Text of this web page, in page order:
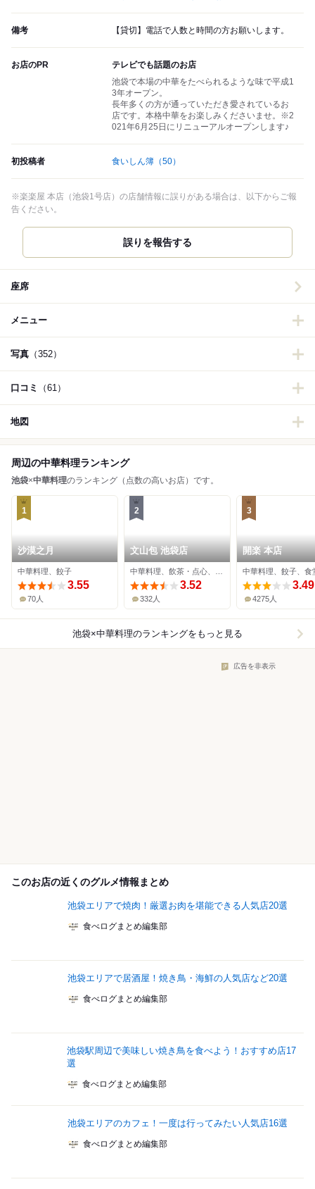
備考 【貸切】電話で人数と時間の方お願いします。
お店のPR
テレビでも話題のお店
池袋で本場の中華をたべられるような味で平成1
3年オープン。
長年多くの方が通っていただき愛されているお
店です。本格中華をお楽しみくださいませ。※2
021年6月25日にリニューアルオープンします♪
初投稿者 食いしん簿 （50）
※楽楽屋 本店（池袋1号店）の店舗情報に誤りがある場合は、以下からご報
告ください。
誤りを報告する
座席
メニュー
写真 （352）
口コミ （61）
地図
周辺の中華料理ランキング
池袋×中華料理のランキング（点数の高いお店）です。
1
沙漠之月
中華料理、餃子
3.55
70人
2
文山包 池袋店
3.52
332人
3
開楽 本店
中華料理、餃子、食
3.49
4275人
池袋×中華料理のランキングをもっと見る
広告を非表示
このお店の近くのグルメ情報まとめ
池袋エリアで焼肉！厳選お肉を堪能できる人気店20選
食べログまとめ編集部
池袋エリアで居酒屋！焼き鳥・海鮮の人気店など20選
食べログまとめ編集部
池袋駅周辺で美味しい焼き鳥を食べよう！おすすめ店17
選
食べログまとめ編集部
池袋エリアのカフェ！一度は行ってみたい人気店16選
食べログまとめ編集部